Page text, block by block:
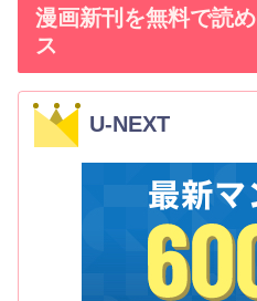
漫画新刊を無料で読
ス
U-NEXT